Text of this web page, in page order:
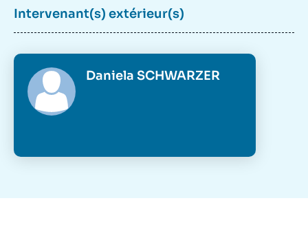
Intervenant(s) extérieur(s)
Daniela SCHWARZER